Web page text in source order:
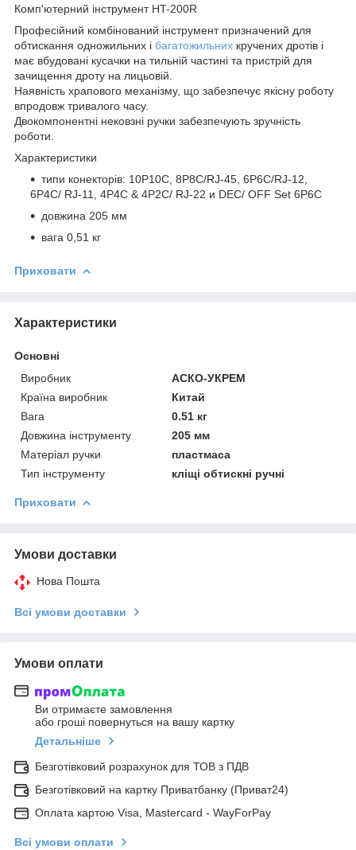
Комп'ютерний інструмент HT-200R
Професійний комбінований інструмент призначений для
обтискання одножильних і багатожильних кручених дротів і
має вбудовані кусачки на тильній частині та пристрій для
зачищення дроту на лицьовій.
Наявність храпового механізму, що забезпечує якісну роботу
впродовж тривалого часу.
Двокомпонентні нековзні ручки забезпечують зручність
роботи.
Характеристики
типи конекторів: 10P10C, 8P8C/RJ-45, 6P6C/RJ-12,
6P4C/ RJ-11, 4P4C & 4P2C/ RJ-22 и DEC/ OFF Set 6P6C
довжина 205 мм
вага 0,51 кг
Приховати
Характеристики
Основні
Виробник
АСКО-УКРЕМ
Країна виробник
Китай
Вага
0.51 кг
Довжина інструменту
205 мм
Матеріал ручки
пластмаса
Тип інструменту
кліщі обтискні ручні
Приховати
Умови доставки
Нова Пошта
Всі умови доставки
Умови оплати
Ви отримаєте замовлення
або гроші повернуться на вашу картку
Детальніше
Безготівковий розрахунок для ТОВ з ПДВ
Безготівковий на картку Приватбанку (Приват24)
Оплата картою Visa, Mastercard - WayForPay
Всі умови оплати